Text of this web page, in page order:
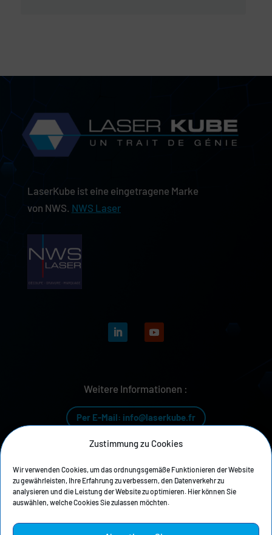
Zustimmung zu Cookies
Wir verwenden Cookies, um das ordnungsgemäße Funktionieren der Website
zu gewährleisten, Ihre Erfahrung zu verbessern, den Datenverkehr zu
analysieren und die Leistung der Website zu optimieren. Hier können Sie
auswählen, welche Cookies Sie zulassen möchten.
LaserKube ist eine eingetragene Marke
von NWS. NWS Laser
Weitere Informationen :
Per E-Mail: info@laserkube.fr
Per Telefon: +33 4 81 68 04 04
Unsere Geschichte